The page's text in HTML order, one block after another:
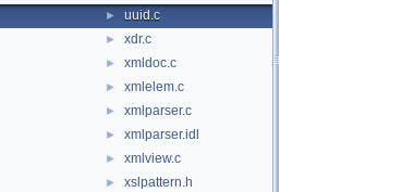
► uuid.c
► xdr.c
► xmldoc.c
► xmlelem.c
► xmlparser.c
► xmlparser.idl
► xmlview.c
► xslpattern.h